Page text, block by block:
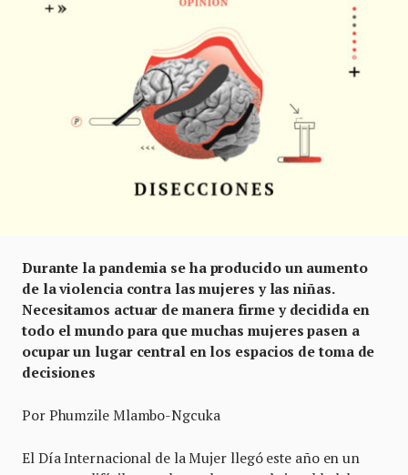
Durante la pandemia se ha producido un aumento
de la violencia contra las mujeres y las niñas.
Necesitamos actuar de manera firme y decidida en
todo el mundo para que muchas mujeres pasen a
ocupar un lugar central en los espacios de toma de
decisiones
Por Phumzile Mlambo-Ngcuka
El Día Internacional de la Mujer llegó este año en un